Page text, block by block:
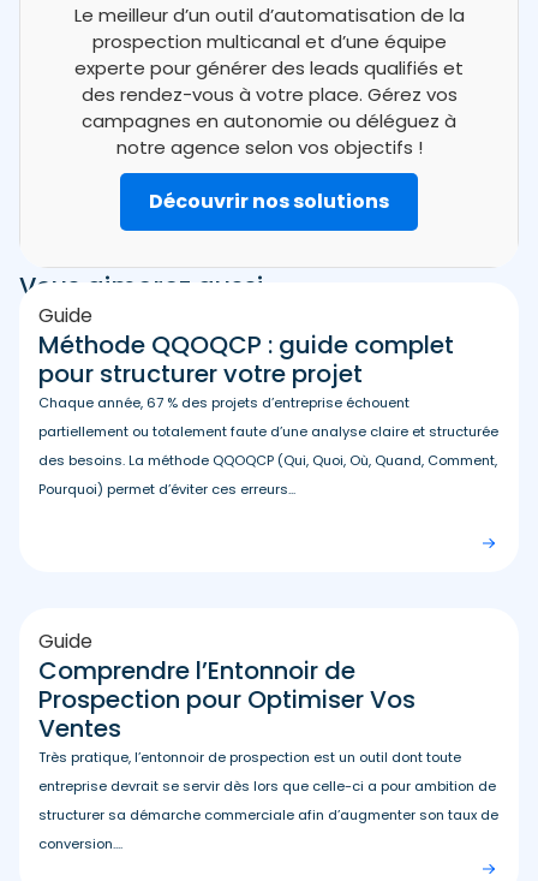
Le meilleur d’un outil d’automatisation de la
prospection multicanal et d’une équipe
experte pour générer des leads qualifiés et
des rendez-vous à votre place. Gérez vos
campagnes en autonomie ou déléguez à
notre agence selon vos objectifs !
Découvrir nos solutions
Vous aimerez aussi
Guide
Méthode QQOQCP : guide complet
pour structurer votre projet
Chaque année, 67 % des projets d’entreprise échouent
partiellement ou totalement faute d’une analyse claire et structurée
des besoins. La méthode QQOQCP (Qui, Quoi, Où, Quand, Comment,
Pourquoi) permet d’éviter ces erreurs...
Guide
Comprendre l’Entonnoir de
Prospection pour Optimiser Vos
Ventes
Très pratique, l’entonnoir de prospection est un outil dont toute
entreprise devrait se servir dès lors que celle-ci a pour ambition de
structurer sa démarche commerciale afin d’augmenter son taux de
conversion....